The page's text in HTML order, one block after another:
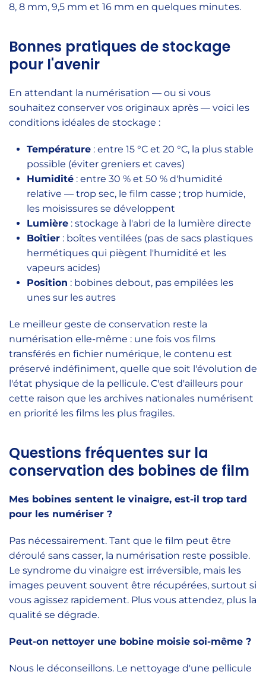
8, 8 mm, 9,5 mm et 16 mm en quelques minutes.
Bonnes pratiques de stockage
pour l'avenir
En attendant la numérisation — ou si vous
souhaitez conserver vos originaux après — voici les
conditions idéales de stockage :
Température : entre 15 °C et 20 °C, la plus stable
possible (éviter greniers et caves)
Humidité : entre 30 % et 50 % d'humidité
relative — trop sec, le film casse ; trop humide,
les moisissures se développent
Lumière : stockage à l'abri de la lumière directe
Boîtier : boîtes ventilées (pas de sacs plastiques
hermétiques qui piègent l'humidité et les
vapeurs acides)
Position : bobines debout, pas empilées les
unes sur les autres
Le meilleur geste de conservation reste la
numérisation elle-même : une fois vos films
transférés en fichier numérique, le contenu est
préservé indéfiniment, quelle que soit l'évolution de
l'état physique de la pellicule. C'est d'ailleurs pour
cette raison que les archives nationales numérisent
en priorité les films les plus fragiles.
Questions fréquentes sur la
conservation des bobines de film
Mes bobines sentent le vinaigre, est-il trop tard
pour les numériser ?
Pas nécessairement. Tant que le film peut être
déroulé sans casser, la numérisation reste possible.
Le syndrome du vinaigre est irréversible, mais les
images peuvent souvent être récupérées, surtout si
vous agissez rapidement. Plus vous attendez, plus la
qualité se dégrade.
Peut-on nettoyer une bobine moisie soi-même ?
Nous le déconseillons. Le nettoyage d'une pellicule